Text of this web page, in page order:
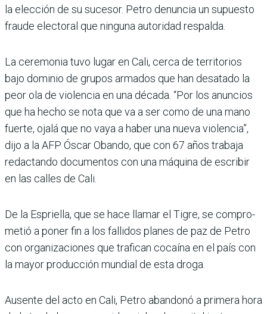
la elección de su sucesor. Petro denuncia un supuesto
fraude electoral que ninguna autoridad respalda.
La ceremonia tuvo lugar en Cali, cerca de territorios
bajo dominio de grupos armados que han desatado la
peor ola de violencia en una década. “Por los anuncios
que ha hecho se nota que va a ser como de una mano
fuerte, ojalá que no vaya a haber una nueva violencia”,
dijo a la AFP Óscar Obando, que con 67 años trabaja
redac­tando documentos con una máquina de escribir
en las calles de Cali.
De la Espriella, que se hace llamar el Tigre, se compro­
metió a poner fin a los falli­dos planes de paz de Petro
con organizaciones que tra­fican cocaína en el país con
la mayor producción mundial de esta droga.
Ausente del acto en Cali, Petro abandonó a primera hora